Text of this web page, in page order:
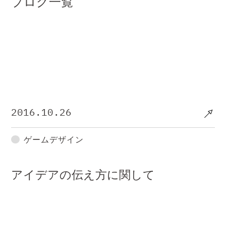
2016.10.26
ゲームデザイン
アイデアの伝え方に関して